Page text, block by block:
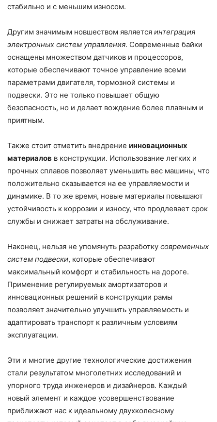
стабильно и с меньшим износом.
Другим значимым новшеством является интеграция
электронных систем управления. Современные байки
оснащены множеством датчиков и процессоров,
которые обеспечивают точное управление всеми
параметрами двигателя, тормозной системы и
подвески. Это не только повышает общую
безопасность, но и делает вождение более плавным и
приятным.
Также стоит отметить внедрение инновационных
материалов в конструкции. Использование легких и
прочных сплавов позволяет уменьшить вес машины, что
положительно сказывается на ее управляемости и
динамике. В то же время, новые материалы повышают
устойчивость к коррозии и износу, что продлевает срок
службы и снижает затраты на обслуживание.
Наконец, нельзя не упомянуть разработку современных
систем подвески, которые обеспечивают
максимальный комфорт и стабильность на дороге.
Применение регулируемых амортизаторов и
инновационных решений в конструкции рамы
позволяет значительно улучшить управляемость и
адаптировать транспорт к различным условиям
эксплуатации.
Эти и многие другие технологические достижения
стали результатом многолетних исследований и
упорного труда инженеров и дизайнеров. Каждый
новый элемент и каждое усовершенствование
приближают нас к идеальному двухколесному